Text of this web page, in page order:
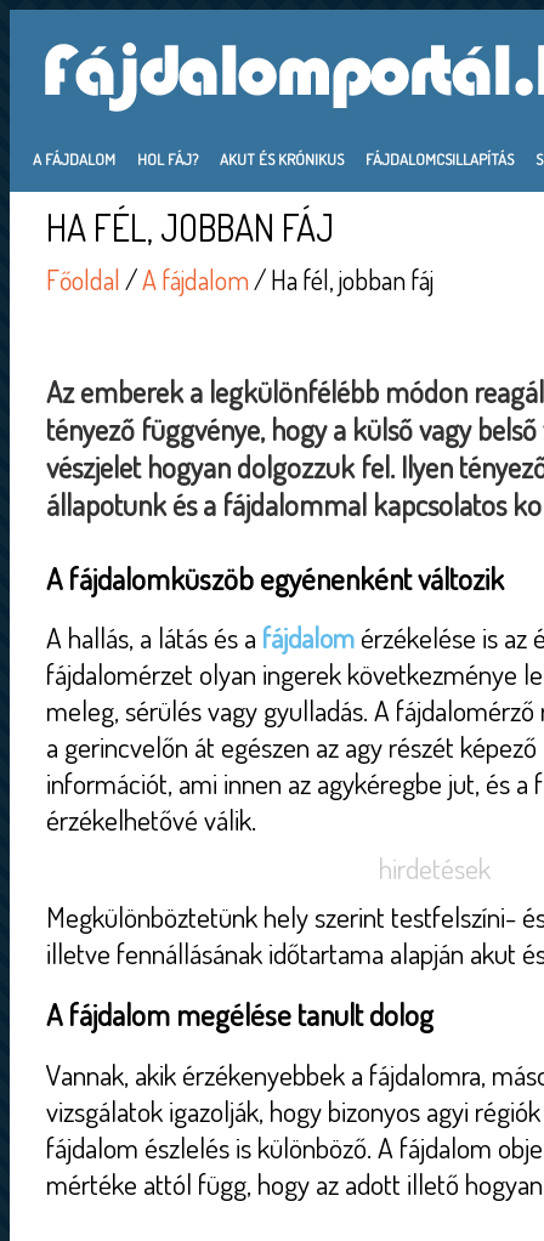
A FÁJDALOM HOL FÁJ? AKUT ÉS KRÓNIKUS FÁJDALOMCSILLAPÍTÁS
HA FÉL, JOBBAN FÁJ
Főoldal/A fájdalom/ Ha fél, jobban fáj
Az emberek a legkülönfélébb módon
tényező függvénye, hogy a külső vagy
vészjelet hogyan dolgozzuk fel. Ilyen
állapotunk és a fájdalommal kapcsolatos
A fájdalomküszöb egyénenként változik
A hallás, a látás és a fájdalom érzékelése is az
fájdalomérzet olyan ingerek következménye
meleg, sérülés vagy gyulladás. A
a gerincvelőn át egészen az agy részét
információt, ami innen az agykéregbe jut, és
érzékelhetővé válik.
hirdetések
Megkülönböztetünk hely szerint testfelszíni-
illetve fennállásának időtartama alapján akut
A fájdalom megélése tanult dolog
Vannak, akik érzékenyebbek a fájdalomra,
vizsgálatok igazolják, hogy bizonyos agyi
fájdalom észlelés is különböző. A fájdalom
mértéke attól függ, hogy az adott illető